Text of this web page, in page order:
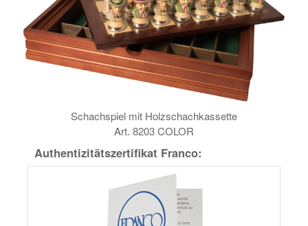
Schachspiel mit Holzschachkassette
Art. 8203 COLOR
Authentizitätszertifikat Franco: